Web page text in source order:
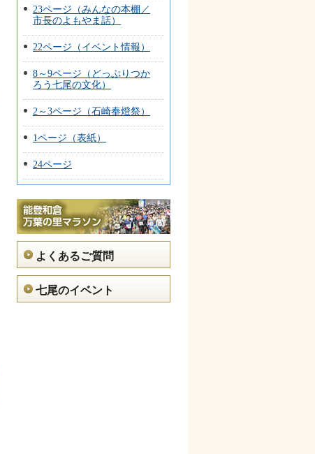
23ページ（みんなの本棚／
市長のよもやま話）
22ページ（イベント情報）
8～9ページ（どっぷりつか
ろう七尾の文化）
2～3ページ（石崎奉燈祭）
1ページ（表紙）
24ページ
よくあるご質問
七尾のイベント